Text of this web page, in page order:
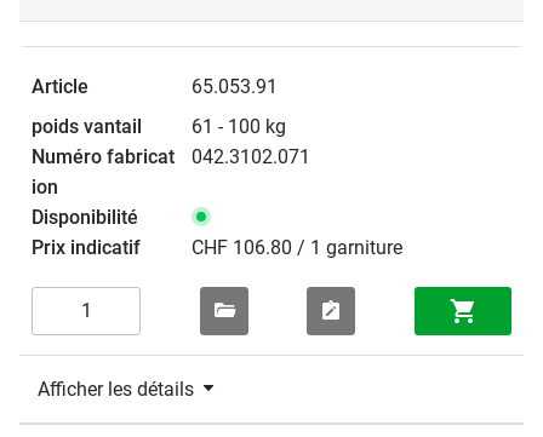
65.053.91
61 - 100 kg
042.3102.071
CHF 106.80 / 1 garniture
Afficher les détails